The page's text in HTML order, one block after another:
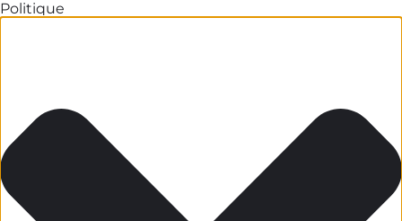
Politique